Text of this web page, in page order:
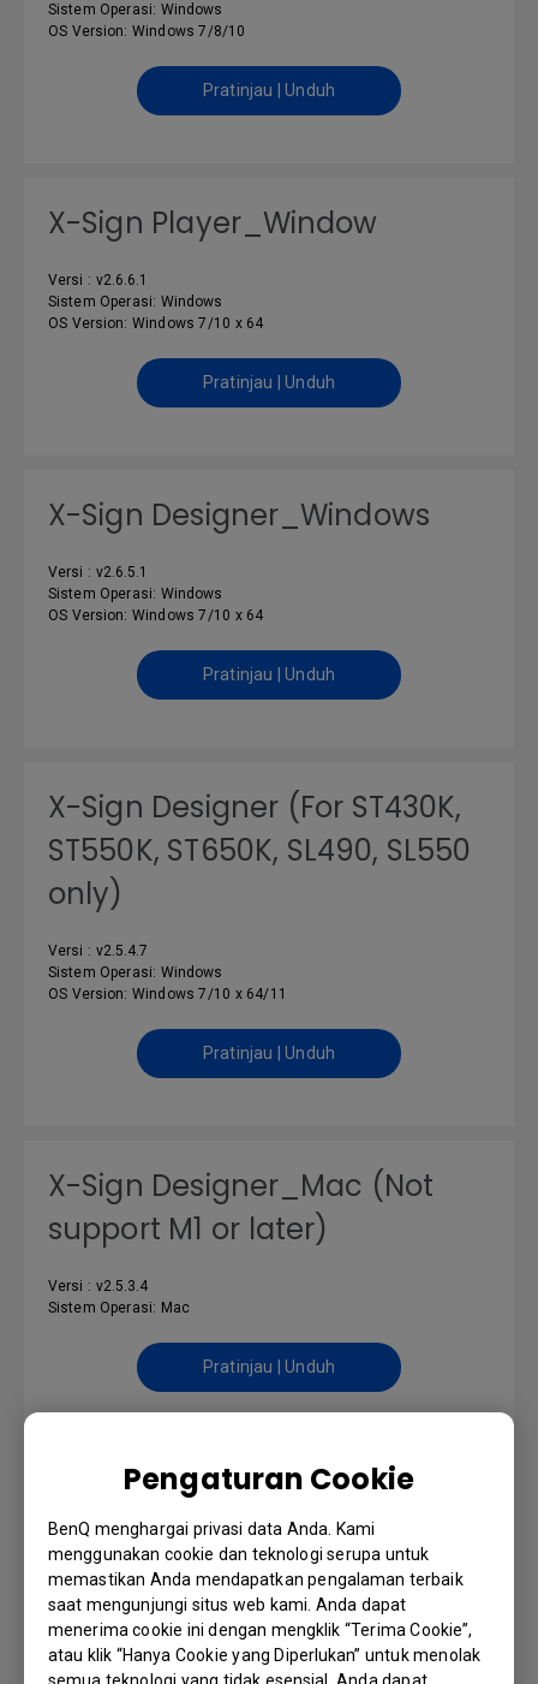
Pengaturan Cookie
BenQ menghargai privasi data Anda. Kami
menggunakan cookie dan teknologi serupa untuk
memastikan Anda mendapatkan pengalaman terbaik
saat mengunjungi situs web kami. Anda dapat
menerima cookie ini dengan mengklik “Terima Cookie”,
atau klik “Hanya Cookie yang Diperlukan” untuk menolak
Sistem Operasi: Windows
OS Version: Windows 7/8/10
Pratinjau | Unduh
X-Sign Player_Window
Versi : v2.6.6.1
Sistem Operasi: Windows
OS Version: Windows 7/10 x 64
Pratinjau | Unduh
X-Sign Designer_Windows
Versi : v2.6.5.1
Sistem Operasi: Windows
OS Version: Windows 7/10 x 64
Pratinjau | Unduh
X-Sign Designer (For ST430K,
ST550K, ST650K, SL490, SL550
only)
Versi : v2.5.4.7
Sistem Operasi: Windows
OS Version: Windows 7/10 x 64/11
Pratinjau | Unduh
X-Sign Designer_Mac (Not
support M1 or later)
Versi : v2.5.3.4
Sistem Operasi: Mac
Pratinjau | Unduh
PETUNJUK PENGGUNAAN
DMS Cloud User Manual
Bahasa: English
Pratinjau | Unduh